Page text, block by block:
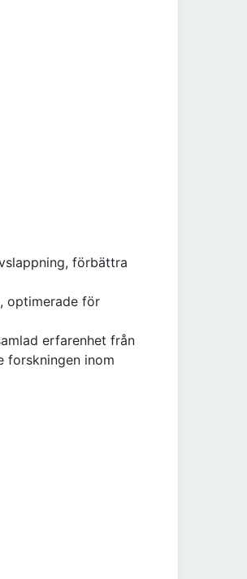
förbättra
optimerade för
erfarenhet från
forskningen inom